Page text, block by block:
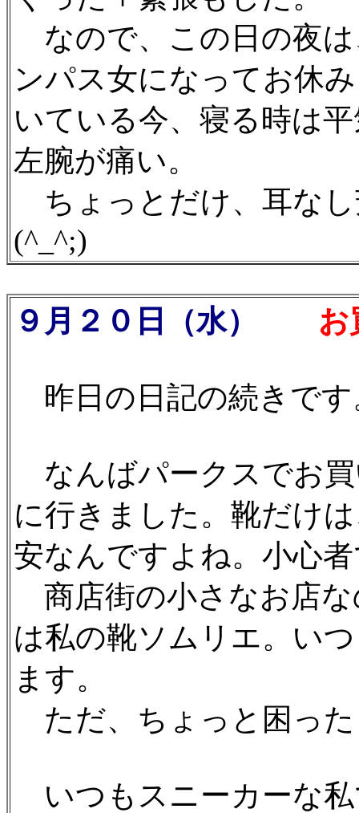
なので、この日の夜
ンパス女になってお休
いている今、寝る時は
左腕が痛い。
ちょっとだけ、耳な
(^_^;)
９月２０日（水） お
昨日の日記の続きです
なんばパークスでお
に行きました。靴だけ
安なんですよね。小心
商店街の小さなお店
は私の靴ソムリエ。い
ます。
ただ、ちょっと困っ
いつもスニーカーな